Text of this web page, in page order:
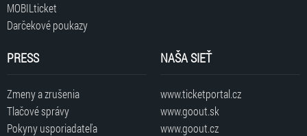
MOBILticket
Darčekové poukazy
PRESS
Zmeny a zrušenia
Tlačové správy
Pokyny usporiadateľa
NAŠA SIEŤ
www.ticketportal.cz
www.goout.sk
www.goout.cz